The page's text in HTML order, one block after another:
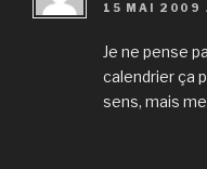
15 MAI 2009
Je ne pense
calendrier ça
sens, mais